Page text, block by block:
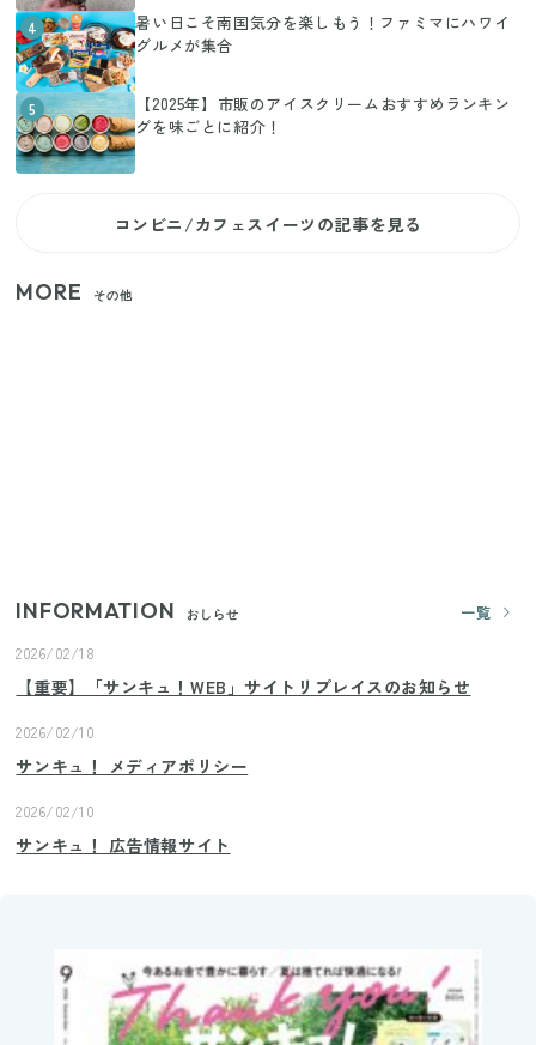
4
暑い日こそ南国気分を楽しもう！ファミマにハワイ
グルメが集合
5
【2025年】市販のアイスクリームおすすめランキン
グを味ごとに紹介！
コンビニ/カフェスイーツの記事を見る
MORE その他
INFORMATION おしらせ
一覧
2026/02/18
【重要】「サンキュ！WEB」サイトリプレイスのお知らせ
2026/02/10
サンキュ！ メディアポリシー
2026/02/10
サンキュ！ 広告情報サイト